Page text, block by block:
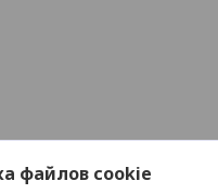
файлов cookie